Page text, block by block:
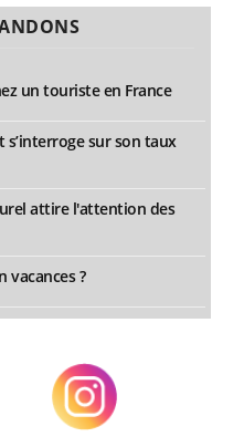
un touriste en France
sur son taux
attire l'attention des
vacances ?